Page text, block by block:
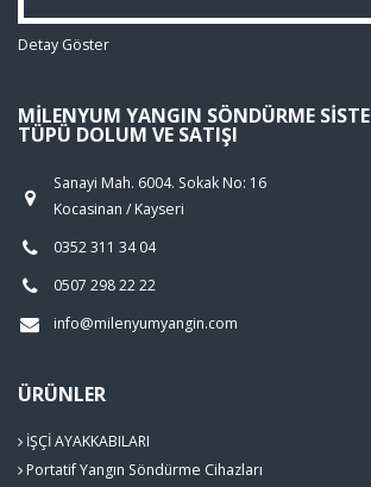
Detay Göster
MILENYUM YANGIN SÖNDÜRME
TÜPÜ DOLUM VE SATIŞI
Sanayi Mah. 6004. Sokak No: 16
Kocasinan / Kayseri
0352 311 34 04
0507 298 22 22
info@milenyumyangin.com
ÜRÜNLER
İŞÇİ AYAKKABILARI
Portatif Yangın Söndürme Cihazları